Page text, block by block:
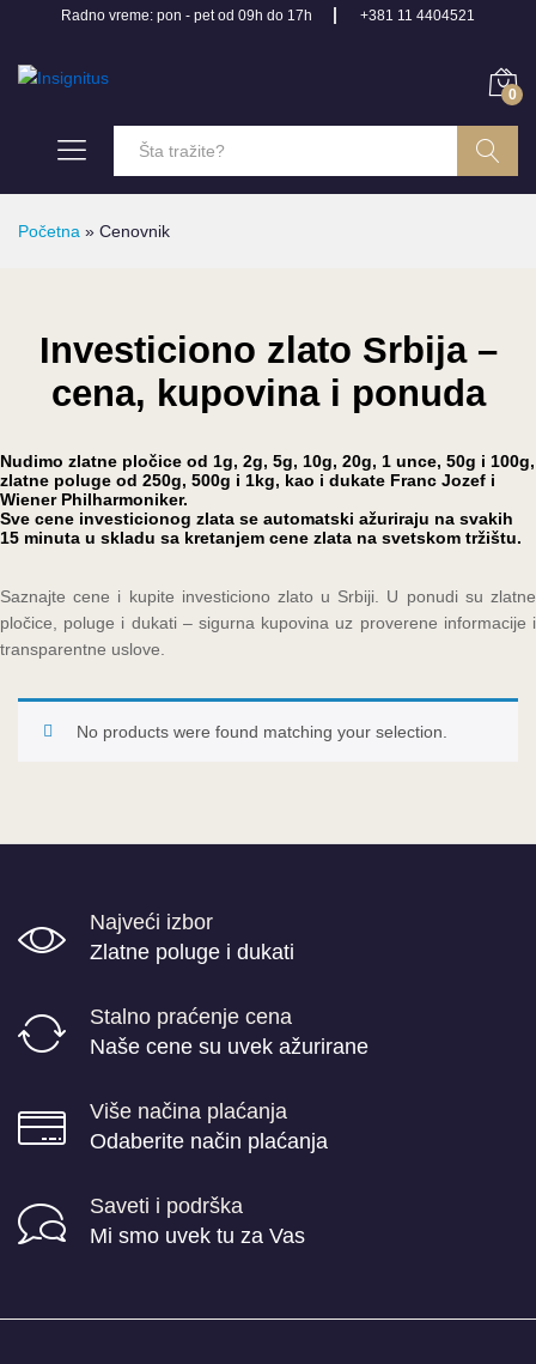
Radno vreme: pon - pet od 09h do 17h +381 11 4404521
0
Početna » Cenovnik
Investiciono zlato Srbija –
cena, kupovina i ponuda
Nudimo zlatne pločice od 1g, 2g, 5g, 10g, 20g, 1 unce, 50g i 100g,
zlatne poluge od 250g, 500g i 1kg, kao i dukate Franc Jozef i
Wiener Philharmoniker.
Sve cene investicionog zlata se automatski ažuriraju na svakih
15 minuta u skladu sa kretanjem cene zlata na svetskom tržištu.
Saznajte cene i kupite investiciono zlato u Srbiji. U ponudi su zlatne
pločice, poluge i dukati – sigurna kupovina uz proverene informacije i
transparentne uslove.
No products were found matching your selection.
Najveći izbor
Zlatne poluge i dukati
Stalno praćenje cena
Naše cene su uvek ažurirane
Više načina plaćanja
Odaberite način plaćanja
Saveti i podrška
Mi smo uvek tu za Vas